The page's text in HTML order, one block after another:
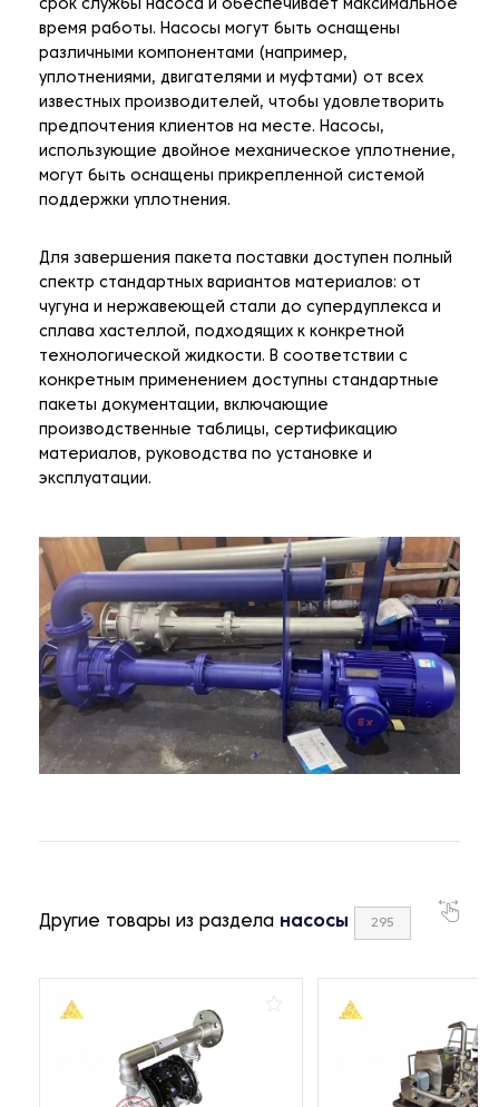
срок службы насоса и обеспечивает максимальное
время работы. Насосы могут быть оснащены
различными компонентами (например,
уплотнениями, двигателями и муфтами) от всех
известных производителей, чтобы удовлетворить
предпочтения клиентов на месте. Насосы,
использующие двойное механическое уплотнение,
могут быть оснащены прикрепленной системой
поддержки уплотнения.
Для завершения пакета поставки доступен полный
спектр стандартных вариантов материалов: от
чугуна и нержавеющей стали до супердуплекса и
сплава хастеллой, подходящих к конкретной
технологической жидкости. В соответствии с
конкретным применением доступны стандартные
пакеты документации, включающие
производственные таблицы, сертификацию
материалов, руководства по установке и
эксплуатации.
Другие товары из раздела насосы 295